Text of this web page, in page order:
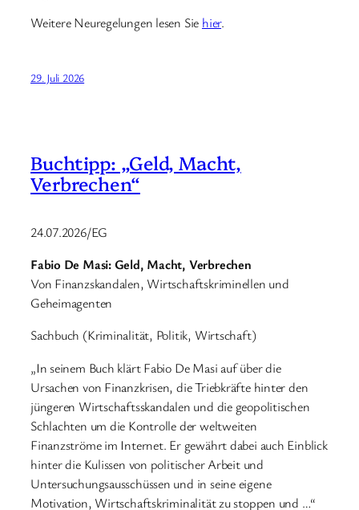
Weitere Neuregelungen lesen Sie hier.
29. Juli 2026
Buchtipp: „Geld, Macht,
Verbrechen“
24.07.2026/EG
Fabio De Masi: Geld, Macht, Verbrechen
Von Finanzskandalen, Wirtschaftskriminellen und
Geheimagenten
Sachbuch (Kriminalität, Politik, Wirtschaft)
„In seinem Buch klärt Fabio De Masi auf über die
Ursachen von Finanzkrisen, die Triebkräfte hinter den
jüngeren Wirtschaftsskandalen und die geopolitischen
Schlachten um die Kontrolle der weltweiten
Finanzströme im Internet. Er gewährt dabei auch Einblick
hinter die Kulissen von politischer Arbeit und
Untersuchungsausschüssen und in seine eigene
Motivation, Wirtschaftskriminalität zu stoppen und …“